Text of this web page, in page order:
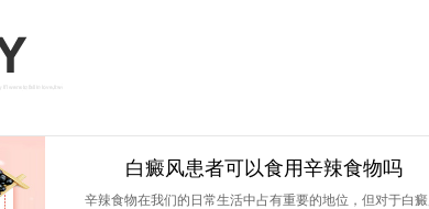
白癜风患者可以食用辛辣食物吗
辛辣食物在我们的日常生活中占有重要的地位，但对于白